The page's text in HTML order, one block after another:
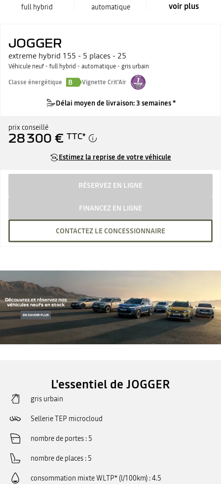
full hybrid automatique voir plus
JOGGER
extreme hybrid 155 - 5 places - 25
Véhicule neuf - full hybrid - automatique - gris urbain
Classe énergétique
B Vignette Crit'Air
Délai moyen de livraison: 3 semaines *
prix conseillé
28 300 € TTC*
Estimez la reprise de votre véhicule
RÉSERVEZ EN LIGNE
FINANCEZ EN LIGNE
CONTACTEZ LE CONCESSIONNAIRE
L'essentiel de JOGGER
gris urbain
Sellerie TEP microcloud
nombre de portes 5
nombre de places 5
consommation mixte WLTP* (l/100km) 4.5